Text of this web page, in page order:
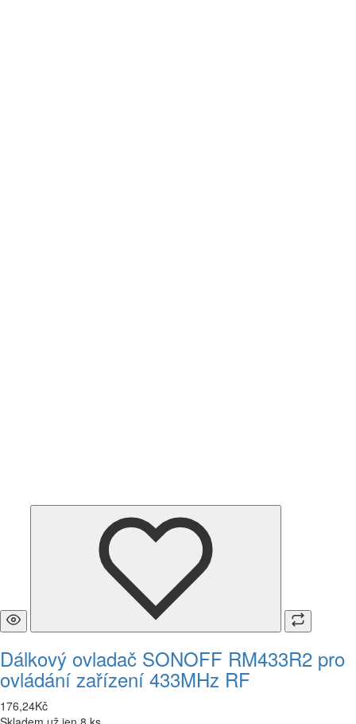
Dálkový ovladač SONOFF RM433R2 pro
ovládání zařízení 433MHz RF
176,24Kč